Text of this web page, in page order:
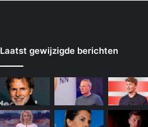
Laatst gewijzigde berichten